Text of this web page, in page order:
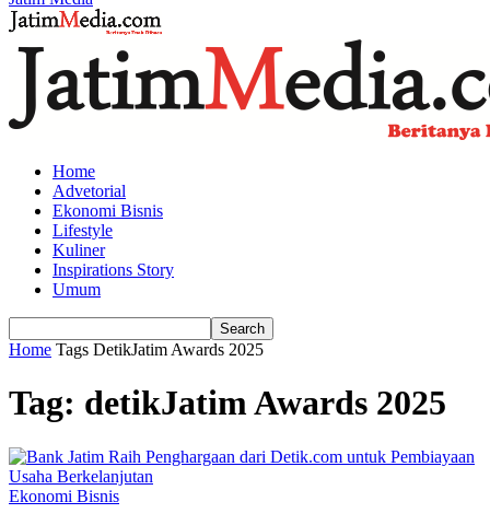
Home
Advetorial
Ekonomi Bisnis
Lifestyle
Kuliner
Inspirations Story
Umum
Home Tags DetikJatim Awards 2025
Tag: detikJatim Awards 2025
Ekonomi Bisnis